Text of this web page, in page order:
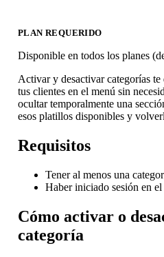
PLAN REQUERIDO
Disponible en todos los planes
Activar y desactivar categorías
tus clientes en el menú sin
ocultar temporalmente una
esos platillos disponibles y
Requisitos
Tener al menos una
Haber iniciado sesión en
Cómo activar o
categoría